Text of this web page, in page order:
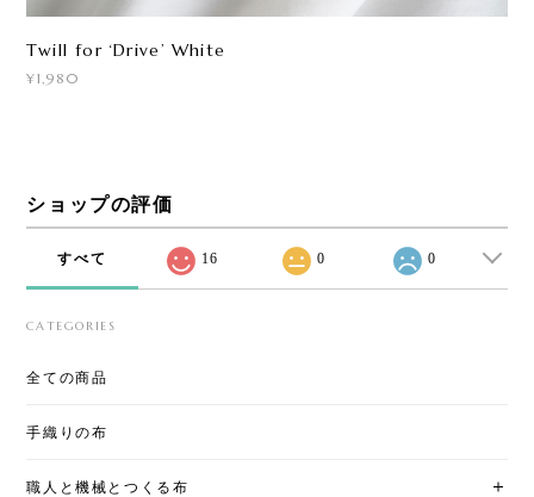
Twill for ‘Drive ’ White
¥1,980
ショップの評価
すべて 16 0 0
CATEGORIES
全ての商品
手織りの布
職人と機械とつくる布